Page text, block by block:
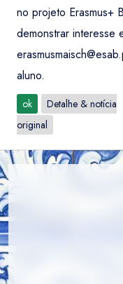
no projeto Erasmus+
demonstrar interesse
aluno.
ok
Detalhe & notícia
original